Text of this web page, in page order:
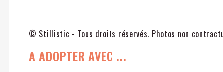
© Stillistic - Tous droits réservés. Photos non
A ADOPTER AVEC ...